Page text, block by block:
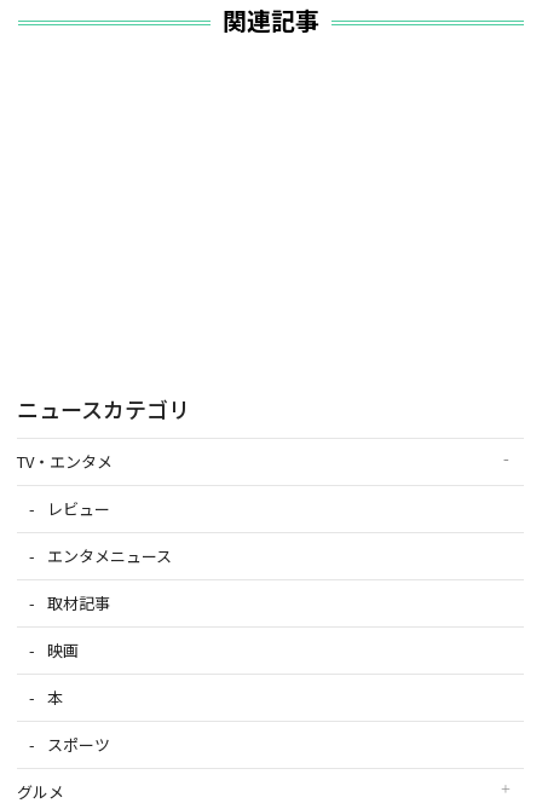
関連記事
ニュースカテゴリ
TV・エンタメ
レビュー
エンタメニュース
取材記事
映画
本
スポーツ
グルメ